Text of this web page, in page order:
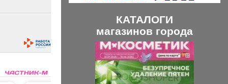
КАТАЛОГИ
магазинов города